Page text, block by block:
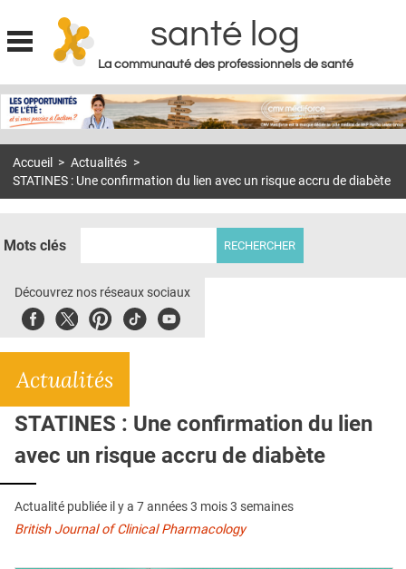
Jump to navigation
santé log
La communauté des professionnels de santé
MON COMPTE
S'ABONNER À LA REVUE SOIN À DOMICILE
DOSSIERS
E-REVUE SAD
L'APP
QUI SOMMES-NOUS ?
PUBLICITÉ
CONDITIONS GÉNÉRALES
CONTACT
Accueil > Actualités >
STATINES : Une confirmation du lien avec un risque accru de diabète
Mots clés
Découvrez nos réseaux sociaux
FacebookTwitterPinterest
TiktokYoubute
Actualités
STATINES : Une confirmation du lien
avec un risque accru de diabète
Actualité publiée il y a 7 années 3 mois 3 semaines
British Journal of Clinical Pharmacology